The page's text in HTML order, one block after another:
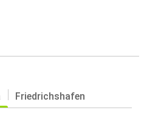
Friedrichshafen